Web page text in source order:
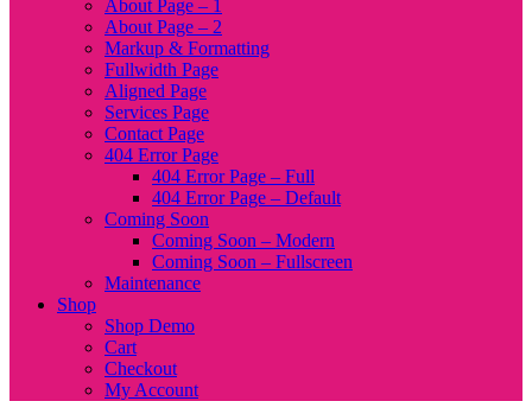
About Page – 1
About Page – 2
Markup & Formatting
Fullwidth Page
Aligned Page
Services Page
Contact Page
404 Error Page
404 Error Page – Full
404 Error Page – Default
Coming Soon
Coming Soon – Modern
Coming Soon – Fullscreen
Maintenance
Shop
Shop Demo
Cart
Checkout
My Account